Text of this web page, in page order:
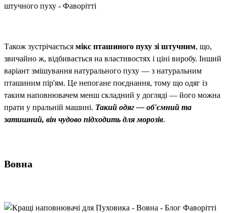
Також зустрічається мікс пташиного пуху зі штучним, що,
звичайно ж, відбивається на властивостях і ціні виробу. Інший
варіант змішування натурального пуху — з натуральним
пташиним пір'ям. Це непогане поєднання, тому що одяг із
таким наповнювачем менш складний у догляді — його можна
прати у пральній машині. Такий одяг — об'ємний та
затишний, він чудово підходить для морозів.
Вовна